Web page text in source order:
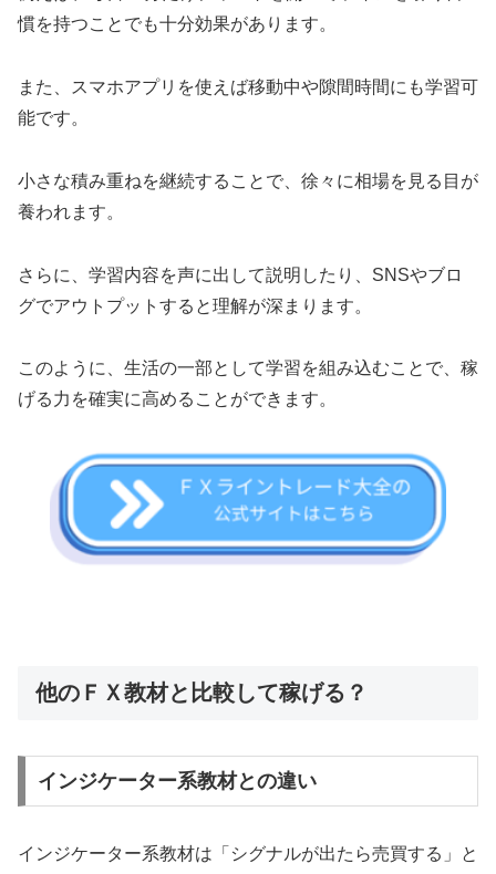
慣を持つことでも十分効果があります。
また、スマホアプリを使えば移動中や隙間時間にも学習可
能です。
小さな積み重ねを継続することで、徐々に相場を見る目が
養われます。
さらに、学習内容を声に出して説明したり、SNSやブロ
グでアウトプットすると理解が深まります。
このように、生活の一部として学習を組み込むことで、稼
げる力を確実に高めることができます。
他のＦＸ教材と比較して稼げる？
インジケーター系教材との違い
インジケーター系教材は「シグナルが出たら売買する」と